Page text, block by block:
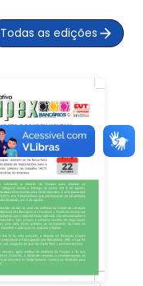
Todas as edições